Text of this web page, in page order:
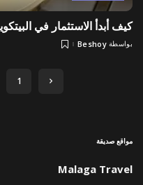
كيف أبدأ الاستثمار في
Posted
بواسطة Beshoy
1
مواقع صديقة
Malaga Travel